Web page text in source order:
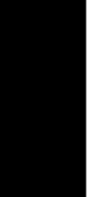
Con una
tiene
para esta
compartida